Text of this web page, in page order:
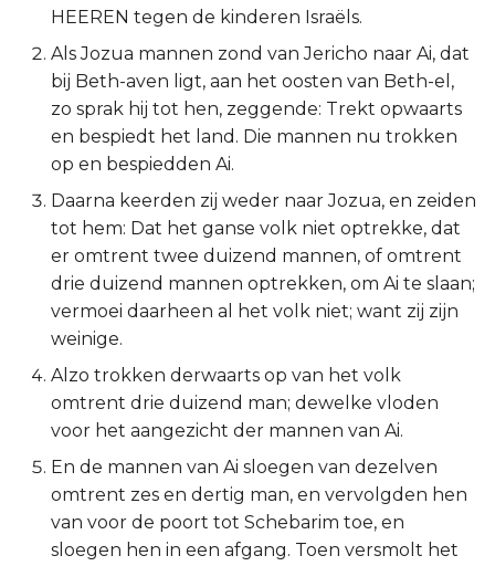
Romeinen
1 Korinthe
2 Korinthe
Galaten
Éfeze
Filipenzen
Kolossenzen
1 Thessalonicenzen
2 Thessalonicenzen
1 Timótheüs
HEEREN tegen de kinderen Israëls.
Als Jozua mannen zond van Jericho naar Ai, dat
bij Beth-aven ligt, aan het oosten van Beth-el,
zo sprak hij tot hen, zeggende: Trekt opwaarts
en bespiedt het land. Die mannen nu trokken
op en bespiedden Ai.
Daarna keerden zij weder naar Jozua, en zeiden
tot hem: Dat het ganse volk niet optrekke, dat
er omtrent twee duizend mannen, of omtrent
drie duizend mannen optrekken, om Ai te slaan;
vermoei daarheen al het volk niet; want zij zijn
weinige.
Alzo trokken derwaarts op van het volk
omtrent drie duizend man; dewelke vloden
voor het aangezicht der mannen van Ai.
En de mannen van Ai sloegen van dezelven
omtrent zes en dertig man, en vervolgden hen
van voor de poort tot Schebarim toe, en
sloegen hen in een afgang. Toen versmolt het